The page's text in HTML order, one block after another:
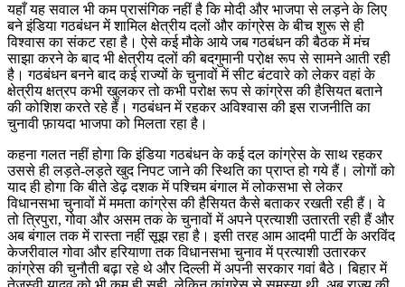
यहाँ यह सवाल भी कम प्रासंगिक नहीं है कि मोदी और भाजपा से लड़ने के लिए
बने इंडिया गठबंधन में शामिल क्षेत्रीय दलों और कांग्रेस के बीच शुरू से ही
विश्वास का संकट रहा है। ऐसे कई मौके आये जब गठबंधन की बैठक में मंच
साझा करने के बाद भी क्षेत्रीय दलों की बदगुमानी परो़क्ष रूप से सामने आती रही
है। गठबंधन बनने बाद कई राज्यों के चुनावों में सीट बंटवारे को लेकर वहां के
क्षेत्रीय क्षत्रप कभी खुलकर तो कभी परोक्ष रूप से कांग्रेस की हैसियत बताने
की कोशिश करते रहे हैं। गठबंधन में रहकर अविश्वास की इस राजनीति का
चुनावी फ़ायदा भाजपा को मिलता रहा है।
कहना गलत नहीं होगा कि इंडिया गठबंधन के कई दल कांग्रेस के साथ रहकर
उससे ही लड़ते-लड़ते खुद निपट जाने की स्थिति का प्राप्त हो गये हैं। लोगों को
याद ही होगा कि बीते डेढ़ दशक में पश्चिम बंगाल में लोकसभा से लेकर
विधानसभा चुनावों में ममता कांग्रेस की हैसियत कैसे बताकर रखती रही हैं। वे
तो त्रिपुरा, गोवा और असम तक के चुनावों में अपने प्रत्याशी उतारती रही हैं और
अब बंगाल तक में रास्ता नहीं सूझ रहा है। इसी तरह आम आदमी पार्टी के अरविंद
केजरीवाल गोवा और हरियाणा तक विधानसभा चुनाव में प्रत्याशी उतारकर
कांग्रेस की चुनौती बढ़ा रहे थे और दिल्ली में अपनी सरकार गवां बैठे। बिहार में